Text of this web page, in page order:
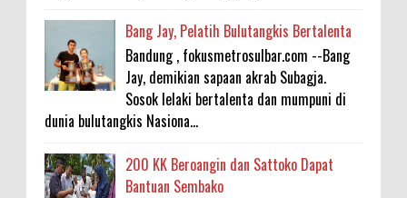
Bang Jay, Pelatih Bulutangkis Bertalenta
Bandung , fokusmetrosulbar.com --Bang
Jay, demikian sapaan akrab Subagja.
Sosok lelaki bertalenta dan mumpuni di
dunia bulutangkis Nasiona...
200 KK Beroangin dan Sattoko Dapat
Bantuan Sembako